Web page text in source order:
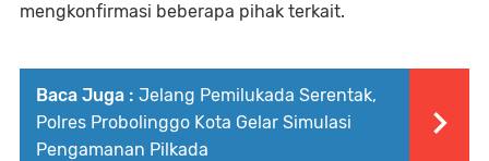
mengkonfirmasi beberapa pihak terkait.
Baca Juga : Jelang Pemilukada Serentak,
Polres Probolinggo Kota Gelar Simulasi
Pengamanan Pilkada